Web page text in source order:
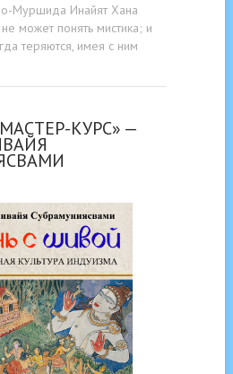
Муршида Инайят Хана
может понять мистика; и
теряются, имея с ним
КУРС» —